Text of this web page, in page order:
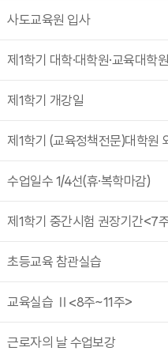
사도교육원 입사
제1학기 대학·대학원·교육대학
제1학기 개강일
제1학기 (교육정책전문)대학원
수업일수 1/4선(휴·복학마감)
제1학기 중간시험 권장기간<7
초등교육 참관실습
교육실습 Ⅱ<8주~11주>
근로자의 날 수업보강